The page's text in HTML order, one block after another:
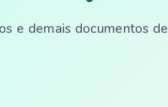
e demais documentos de